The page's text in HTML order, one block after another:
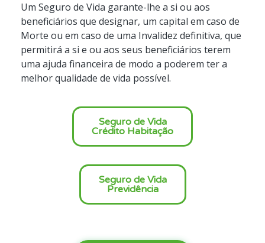
Um Seguro de Vida garante-lhe a si ou aos
beneficiários que designar, um capital em caso de
Morte ou em caso de uma Invalidez definitiva, que
permitirá a si e ou aos seus beneficiários terem
uma ajuda financeira de modo a poderem ter a
melhor qualidade de vida possível.
Seguro de Vida
Crédito Habitação
Seguro de Vida
Previdência